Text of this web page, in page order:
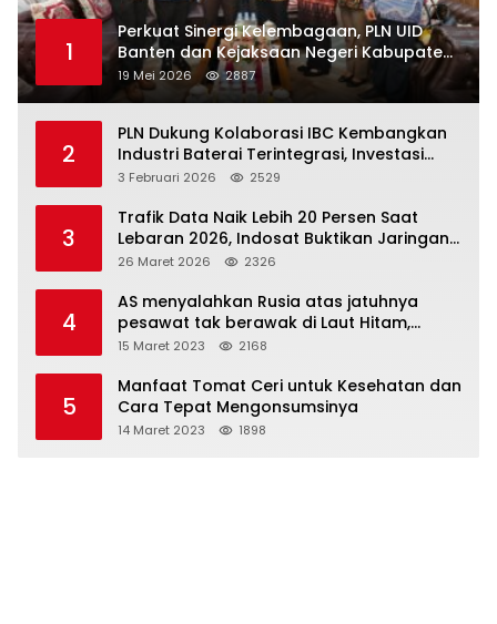
1
Perkuat Sinergi Kelembagaan, PLN UID
Banten dan Kejaksaan Negeri Kabupaten
Tangerang Kolaborasi Dukung Pelayanan
Publik
19 Mei 2026 2887
2
PLN Dukung Kolaborasi IBC Kembangkan
Industri Baterai Terintegrasi, Investasi
Capai USD 6 Miliar
3 Februari 2026 2529
3
Trafik Data Naik Lebih 20 Persen Saat
Lebaran 2026, Indosat Buktikan Jaringan
Tangguh Layani Jutaan Pemudik
26 Maret 2026 2326
4
AS menyalahkan Rusia atas jatuhnya
pesawat tak berawak di Laut Hitam,
Moskow menyangkal
15 Maret 2023 2168
5
Manfaat Tomat Ceri untuk Kesehatan dan
Cara Tepat Mengonsumsinya
14 Maret 2023 1898